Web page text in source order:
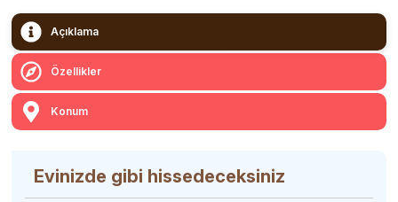
Açıklama
Özellikler
Konum
Evinizde gibi hissedeceksiniz